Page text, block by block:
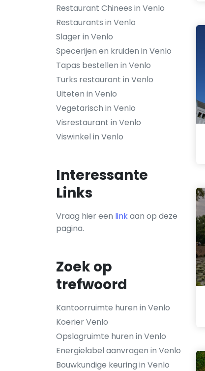
Restaurant Chinees in Venlo
Restaurants in Venlo
Slager in Venlo
Specerijen en kruiden in Venlo
Tapas bestellen in Venlo
Turks restaurant in Venlo
Uiteten in Venlo
Vegetarisch in Venlo
Visrestaurant in Venlo
Viswinkel in Venlo
Interessante
Links
Vraag hier een linkaan op deze
pagina.
Zoek op
trefwoord
Kantoorruimte huren in Venlo
Koerier Venlo
Opslagruimte huren in Venlo
Energielabel aanvragen in Venlo
Bouwkundige keuring in Venlo